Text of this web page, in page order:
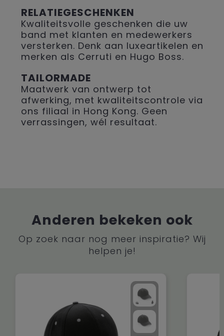
RELATIEGESCHENKEN
Kwaliteitsvolle geschenken die uw
band met klanten en medewerkers
versterken. Denk aan luxeartikelen en
merken als Cerruti en Hugo Boss.
TAILORMADE
Maatwerk van ontwerp tot
afwerking, met kwaliteitscontrole via
ons filiaal in Hong Kong. Geen
verrassingen, wél resultaat.
Anderen bekeken ook
Op zoek naar nog meer inspiratie? Wij
helpen je!